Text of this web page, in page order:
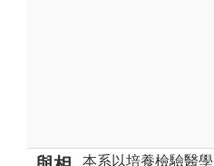
本系以培養檢驗醫學